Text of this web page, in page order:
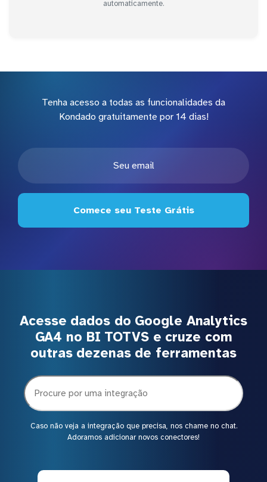
automaticamente.
Tenha acesso a todas as funcionalidades da
Kondado gratuitamente por 14 dias!
Comece seu Teste Grátis
Acesse dados do Google Analytics
GA4 no BI TOTVS e cruze com
outras dezenas de ferramentas
Caso não veja a integração que precisa, nos chame no chat.
Adoramos adicionar novos conectores!